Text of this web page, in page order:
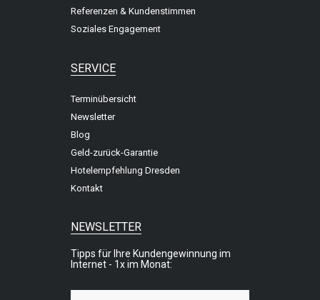
Referenzen & Kundenstimmen
Soziales Engagement
SERVICE
Terminübersicht
Newsletter
Blog
Geld-zurück-Garantie
Hotelempfehlung Dresden
Kontakt
NEWSLETTER
Tipps für Ihre Kundengewinnung im
Internet - 1x im Monat: